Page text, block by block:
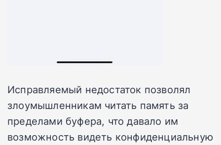
Исправляемый недостаток позволял
злоумышленникам читать память за
пределами буфера, что давало им
возможность видеть конфиденциальную